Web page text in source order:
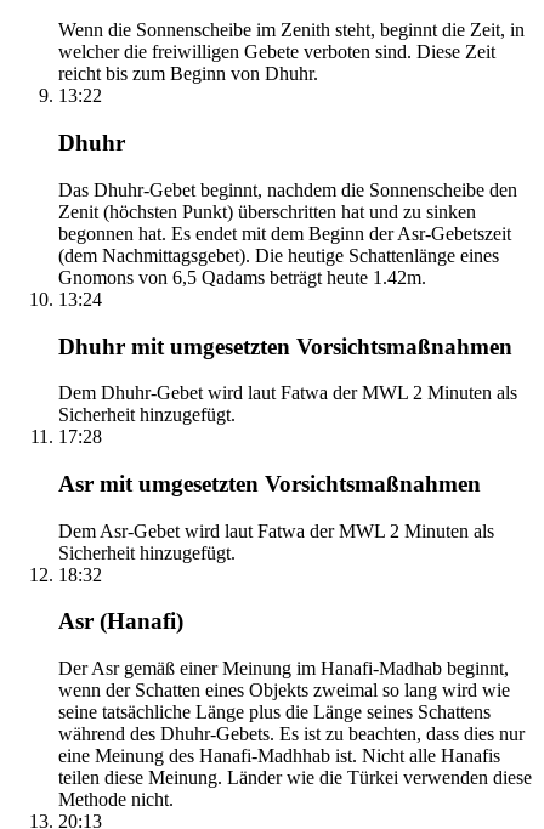
Wenn die Sonnenscheibe im Zenith steht, beginnt die Zeit, in
welcher die freiwilligen Gebete verboten sind. Diese Zeit
reicht bis zum Beginn von Dhuhr.
13:22
Dhuhr
Das Dhuhr-Gebet beginnt, nachdem die Sonnenscheibe den
Zenit (höchsten Punkt) überschritten hat und zu sinken
begonnen hat. Es endet mit dem Beginn der Asr-Gebetszeit
(dem Nachmittagsgebet). Die heutige Schattenlänge eines
Gnomons von 6,5 Qadams beträgt heute 1.42m.
13:24
Dhuhr mit umgesetzten Vorsichtsmaßnahmen
Dem Dhuhr-Gebet wird laut Fatwa der MWL 2 Minuten als
Sicherheit hinzugefügt.
17:28
Asr mit umgesetzten Vorsichtsmaßnahmen
Dem Asr-Gebet wird laut Fatwa der MWL 2 Minuten als
Sicherheit hinzugefügt.
18:32
Asr (Hanafi)
Der Asr gemäß einer Meinung im Hanafi-Madhab beginnt,
wenn der Schatten eines Objekts zweimal so lang wird wie
seine tatsächliche Länge plus die Länge seines Schattens
während des Dhuhr-Gebets. Es ist zu beachten, dass dies nur
eine Meinung des Hanafi-Madhhab ist. Nicht alle Hanafis
teilen diese Meinung. Länder wie die Türkei verwenden diese
Methode nicht.
20:13